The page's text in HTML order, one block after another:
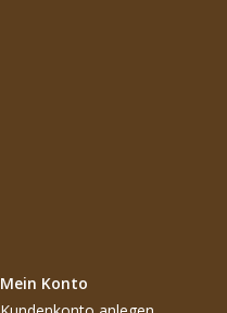
Mein Konto